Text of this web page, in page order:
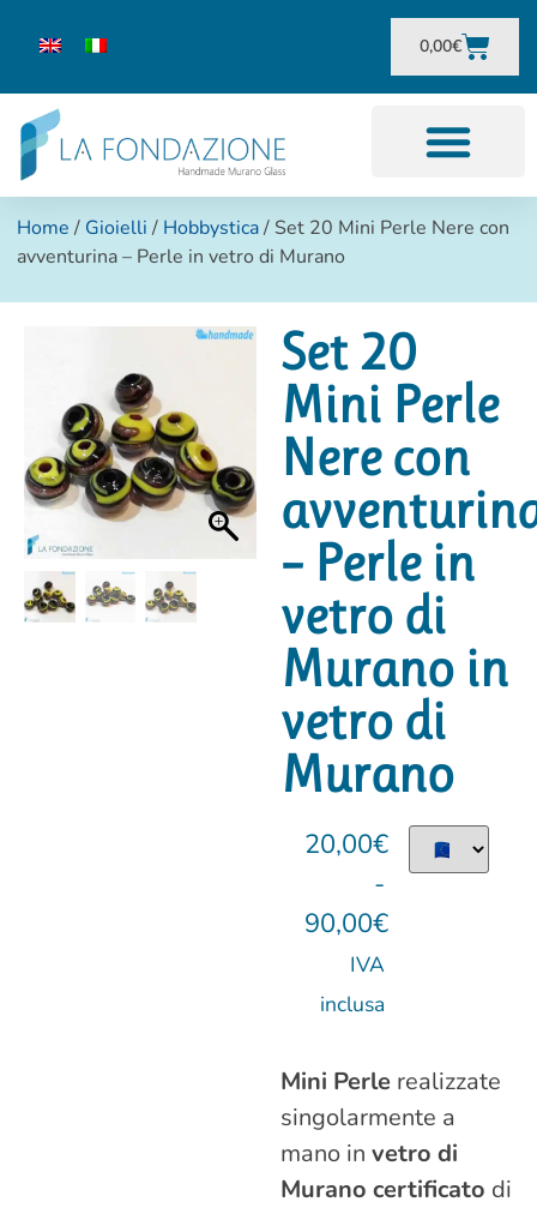
0,00€
Home / Gioielli / Hobbystica/ Set 20 Mini Perle Nere con
avventurina – Perle in vetro di Murano
Set 20
Mini Perle
Nere con
– Perle in
vetro di
Murano in
vetro di
Murano
20,00€
-
90,00€
IVA
inclusa
Mini Perle realizzate
singolarmente a
mano in vetro di
Murano certificato di